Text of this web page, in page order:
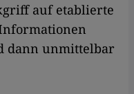
auf etablierte
dann unmittelbar